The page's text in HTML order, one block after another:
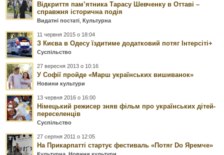
Відкриття пам’ятника Тарасу Шевченку в Оттаві –
справжня історична подія
Видатні постаті, Культурна
11 червня 2015 о 18:04
З Києва в Одесу їздитиме додатковий потяг Інтерсіті+
Суспільство
27 вересня 2013 о 10:16
У Софії пройде «Марш українських вишиванок»
Новини культури
13 червня 2016 о 16:00
Німецький режисер зняв фільм про українських дітей-
переселенців
Суспільство
27 серпня 2011 о 12:05
На Прикарпатті стартує фестиваль «Потяг Dо Яремче»